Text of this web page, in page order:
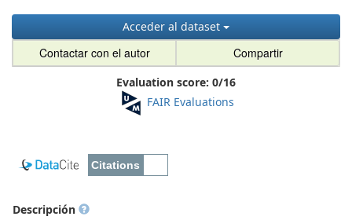
Acceder al dataset
Contactar con el autor Compartir
Evaluation score: 0/16
FAIR Evaluations
Descripción